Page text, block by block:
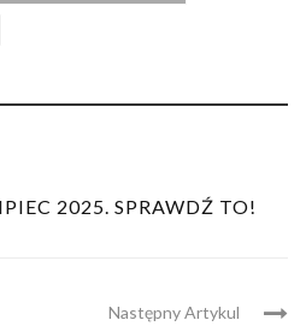
2025. SPRAWDŹ TO!
Następny Artykul